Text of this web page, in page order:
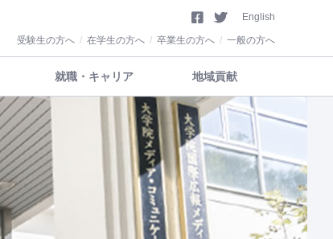
English
受験生の方へ 在学生の方へ 卒業生の方へ 一般の方へ
就職・キャリア 地域貢献